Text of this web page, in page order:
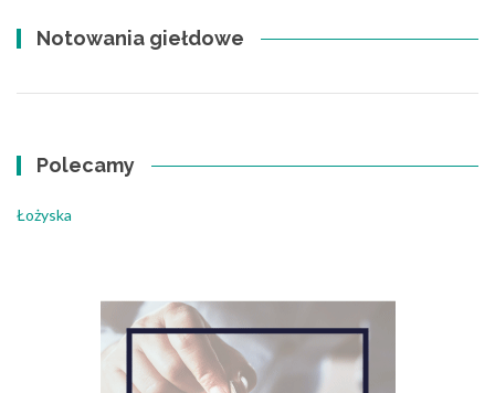
Notowania giełdowe
Polecamy
Łożyska